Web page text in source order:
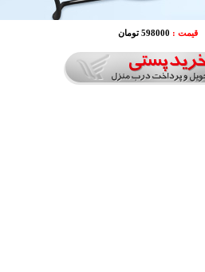
قیمت : 598000 تومان